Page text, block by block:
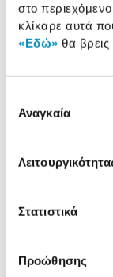
στο
κλίκαρε αυτά
«Εδώ» θα βρεις
συγκατάθεσης
Αναγκαία
Στατιστικά
Προώθησης
Δες τι
προϊόν
42,90€